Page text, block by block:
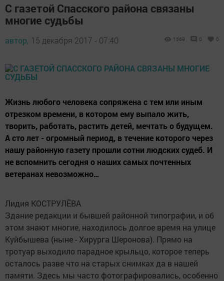
С газетой Спасского района связаны
многие судьбы
автор, 15 декабря 2017 - 07:40 1569 0 0
Жизнь любого человека сопряжена с тем или иным
отрезком времени, в котором ему выпало жить,
творить, работать, растить детей, мечтать о будущем.
А сто лет - огромный период, в течение которого через
нашу районную газету прошли сотни людских судеб. И
не вспомнить сегодня о наших самых почтенных
ветеранах невозможно…
Лидия КОСТРУЛЁВА
Здание редакции и бывшей районной типографии, и об
этом знают многие, находилось долгое время на улице
Куйбышева (ныне - Хирурга Шеронова). Прямо на
тротуар выходило парадное крыльцо, которое теперь
осталось разве что на старых снимках да в нашей
памяти. Здесь мы часто фотографировались, особенно